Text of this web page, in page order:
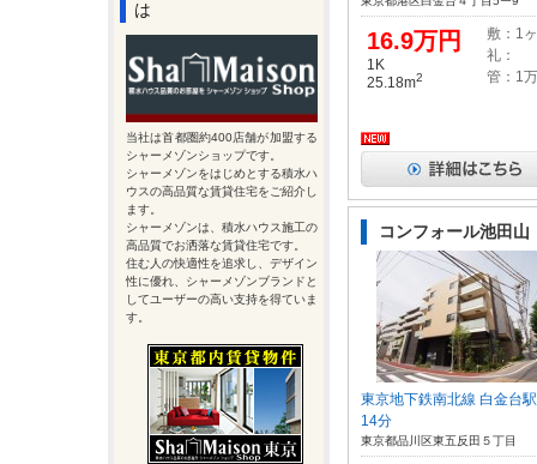
16.9万円
1K
25.18m2
敷：1
礼：
管：1
コンフォール池田山
東京地下鉄南北線 白金台
14分
東京都品川区東五反田５丁目
は
当社は首都圏約400店舗が加盟する
シャーメゾンショップです。
シャーメゾンをはじめとする積水ハ
ウスの高品質な賃貸住宅をご紹介し
ます。
シャーメゾンは、積水ハウス施工の
高品質でお洒落な賃貸住宅です。
住む人の快適性を追求し、デザイン
性に優れ、シャーメゾンブランドと
してユーザーの高い支持を得ていま
す。